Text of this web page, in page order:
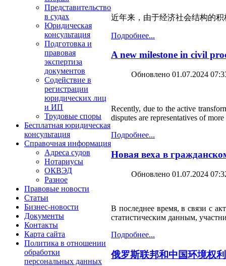
Представительство
в судах
Юридическая
консультация
Подготовка и
правовая
экспертиза
документов
Содействие в
регистрации
юридических лиц
и ИП
Трудовые споры
Бесплатная юридическая
консультация
Справочная информация
Адреса судов
Нотариусы
ОКВЭД
Разное
Правовые новости
Статьи
Бизнес-новости
Документы
Контакты
Карта сайта
Политика в отношении
обработки
персональных данных
近年来，由于经济社会结构的
Подробнее...
A new milestone in civil
Обновлено 01.07.2024
Recently, due to the active
disputes are representatives of
Подробнее...
Новая веха в
Обновлено 01.07.2024
В последнее время, в связи с
статистическим данным,
Подробнее...
俄罗斯联邦和中国环境权